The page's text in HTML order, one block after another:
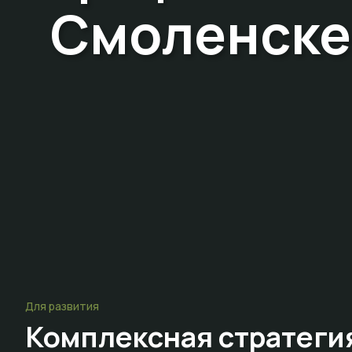
Смоленске
Для развития
Комплексная